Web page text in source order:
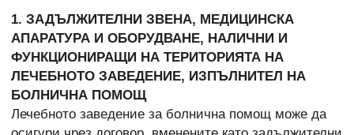
1. ЗАДЪЛЖИТЕЛНИ ЗВЕНА, МЕДИЦИНСКА
АПАРАТУРА И ОБОРУДВАНЕ, НАЛИЧНИ И
ФУНКЦИОНИРАЩИ НА ТЕРИТОРИЯТА НА
ЛЕЧЕБНОТО ЗАВЕДЕНИЕ, ИЗПЪЛНИТЕЛ НА
БОЛНИЧНА ПОМОЩ
Лечебното заведение за болнична помощ може да